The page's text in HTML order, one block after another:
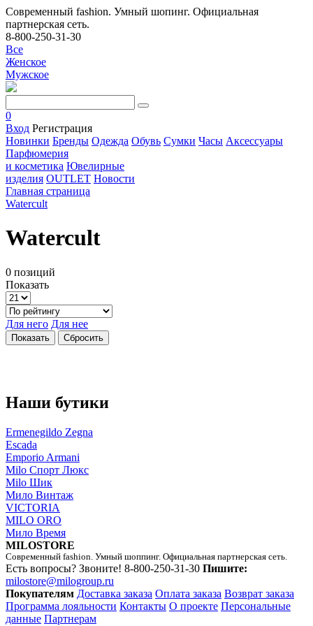
Современный fashion. Умный шопинг. Официальная
партнерская сеть.
8-800-250-31-30
Все
Женское
Мужское
0
Вход Регистрация
Новинки Бренды Одежда Обувь Сумки Часы Аксессуары
Парфюмерия
и косметика Ювелирные
изделия OUTLET Новости
Главная страница
Watercult
Watercult
0 позиций
Показать
Для него Для нее
Наши бутики
Ermenegildo Zegna
Escada
Emporio Armani
Milo Спорт Люкс
Milo Шик
Мило Винтаж
VICTORIA
MILO ORO
Мило Время
MILOSTORE
Современный fashion. Умный шоппинг. Официальная партнерская сеть.
Есть вопросы? Звоните! 8-800-250-31-30 Пишите:
milostore@milogroup.ru
Покупателям Доставка заказа Оплата заказа Возврат заказа
Программа лояльности Контакты О проекте Персональные
данные Партнерам